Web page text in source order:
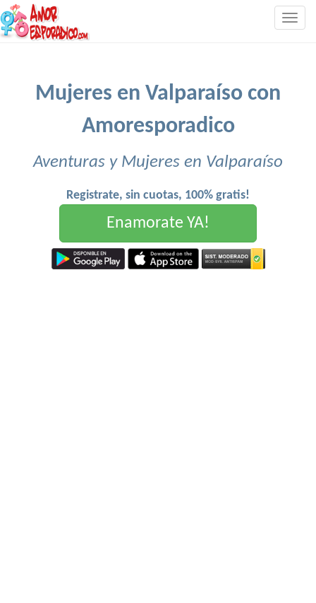
Mujeres en Valparaíso con
Amoresporadico
Aventuras y Mujeres en Valparaíso
Registrate, sin cuotas, 100% gratis!
Enamorate YA!